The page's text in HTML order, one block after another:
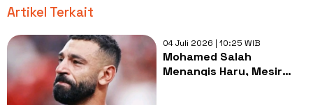
Artikel Terkait
04 Juli 2026 | 10:25 WIB
Mohamed Salah
Menangis Haru, Mesir